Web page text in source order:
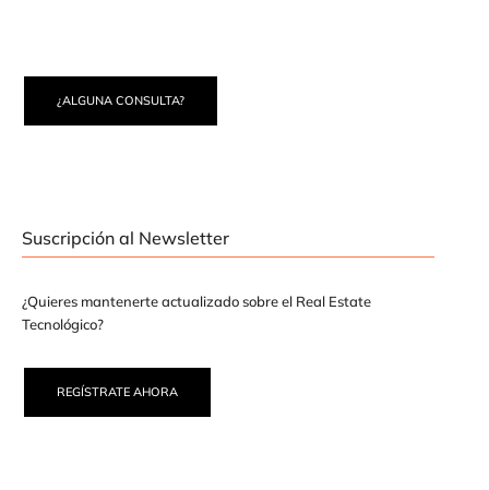
¿ALGUNA CONSULTA?
Suscripción al Newsletter
¿Quieres mantenerte actualizado sobre el Real Estate
Tecnológico?
REGÍSTRATE AHORA